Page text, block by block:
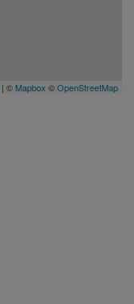
| © Mapbox ©OpenStreetMap